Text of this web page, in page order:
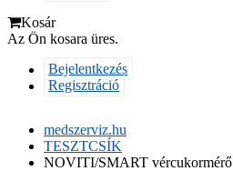
Kosár
Az Ön kosara üres.
Bejelentkezés
Regisztráció
medszerviz.hu
TESZTCSÍK
NOVITI/SMART vércukormérő